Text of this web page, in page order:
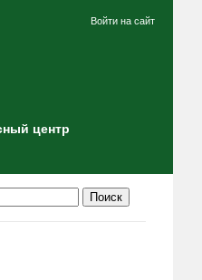
Войти на сайт
центр